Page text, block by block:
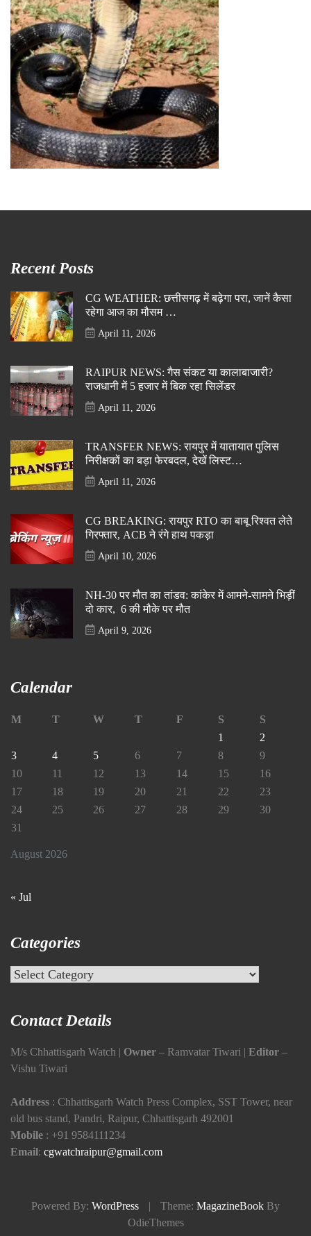
Recent Posts
CG WEATHER: छत्तीसगढ़ में बढ़ेगा परा, जानें कैसा
रहेगा आज का मौसम …
April 11, 2026
RAIPUR NEWS: गैस संकट या कालाबाजारी?
राजधानी में 5 हजार में बिक रहा सिलेंडर
April 11, 2026
TRANSFER NEWS: रायपुर में यातायात पुलिस
निरीक्षकों का बड़ा फेरबदल, देखें लिस्ट…
April 11, 2026
CG BREAKING: रायपुर RTO का बाबू रिश्वत लेते
गिरफ्तार, ACB ने रंगे हाथ पकड़ा
April 10, 2026
NH-30 पर मौत का तांडव: कांकेर में आमने-सामने भिड़ीं
दो कार, 6 की मौके पर मौत
April 9, 2026
Calendar
August 2026
M T W T F S
S
1
2
3
4 5 6 7 8
9
10
11 12 13 14 15
16
17
18 19 20 21 22
23
24
25 26 27 28 29
30
31
« Jul
Categories
Categories
Contact Details
M/s Chhattisgarh Watch | Owner – Ramvatar Tiwari | Editor –
Vishu Tiwari
Address : Chhattisgarh Watch Press Complex, SST Tower, near
old bus stand, Pandri, Raipur, Chhattisgarh 492001
Mobile : +91 9584111234
Email: cgwatchraipur@gmail.com
Powered By: WordPress | Theme: MagazineBook By
OdieThemes